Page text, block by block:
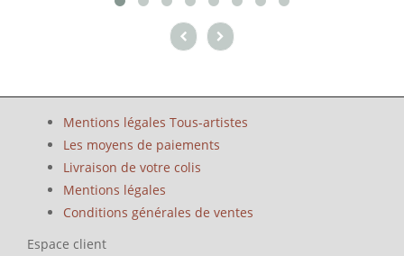
Mentions légales Tous-artistes
Les moyens de paiements
Livraison de votre colis
Mentions légales
Conditions générales de ventes
Espace client